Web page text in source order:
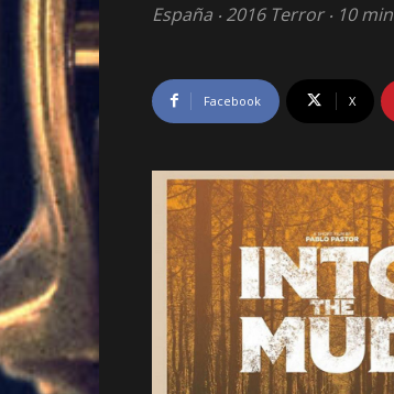
España ‧ 2016 Terror ‧ 10 min
Facebook X